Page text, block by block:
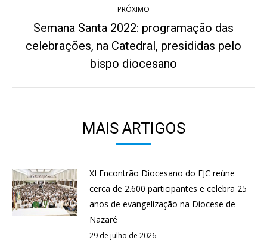
PRÓXIMO
Próximo
post:
Semana Santa 2022: programação das
celebrações, na Catedral, presididas pelo
bispo diocesano
MAIS ARTIGOS
XI Encontrão Diocesano do EJC reúne
cerca de 2.600 participantes e celebra 25
anos de evangelização na Diocese de
Nazaré
29 de julho de 2026